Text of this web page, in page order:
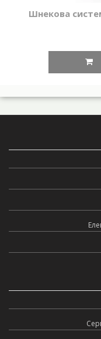
Шнекова